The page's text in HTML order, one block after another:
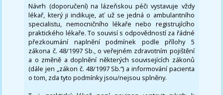
Návrh (doporučení) na lázeňskou péči vystavuje vždy
lékař, který ji indikuje, ať už se jedná o ambulantního
specialistu, nemocničního lékaře nebo registrujícího
praktického lékaře. To souvisí s odpovědností za řádné
přezkoumání naplnění podmínek podle přílohy 5
zákona č. 48/1997 Sb., o veřejném zdravotním pojištění
a o změně a doplnění některých souvisejících zákonů
(dále jen „zákon č. 48/1997 Sb.“) a informování pacienta
o tom, zda tyto podmínky jsou/nejsou splněny.